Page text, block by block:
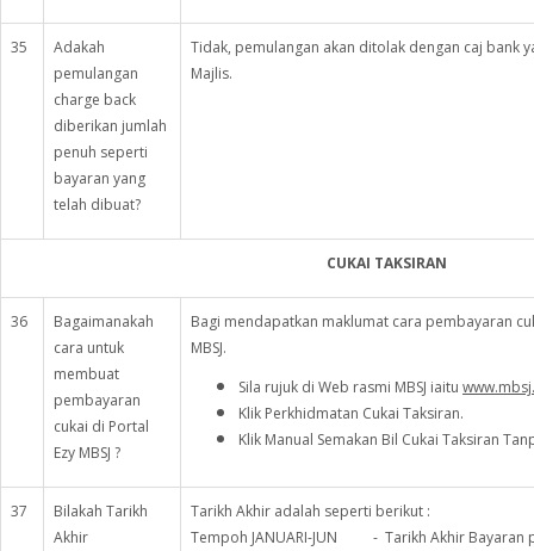
35
Adakah
pemulangan
charge back
diberikan jumlah
penuh seperti
bayaran yang
telah dibuat?
Tidak, pemulangan akan ditolak dengan caj bank
Majlis.
CUKAI TAKSIRAN
36
Bagaimanakah
cara untuk
membuat
pembayaran
cukai di Portal
Ezy MBSJ ?
Bagi mendapatkan maklumat cara pembayaran
MBSJ.
Sila rujuk di Web rasmi MBSJ iaitu
Klik Perkhidmatan Cukai Taksiran.
Klik Manual Semakan Bil Cukai Taksiran
37
Bilakah Tarikh
Akhir
Tarikh Akhir adalah seperti berikut :
Tempoh JANUARI-JUN - Tarikh Akhir Bayaran